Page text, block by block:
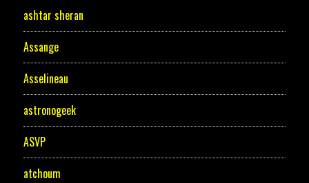
ashtar sheran
Assange
Asselineau
astronogeek
ASVP
atchoum